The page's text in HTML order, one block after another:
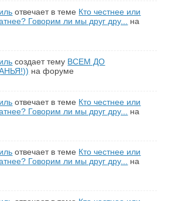
отвечает в теме Кто честнее или
Говорим ли мы друг дру... на
создает тему ВСЕМ ДО
на форуме
отвечает в теме Кто честнее или
Говорим ли мы друг дру... на
отвечает в теме Кто честнее или
Говорим ли мы друг дру... на